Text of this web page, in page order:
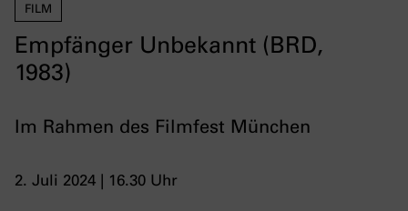
FILM
Empfänger Unbekannt (BRD,
1983)
Im Rahmen des Filmfest München
2. Juli 2024 | 16.30 Uhr